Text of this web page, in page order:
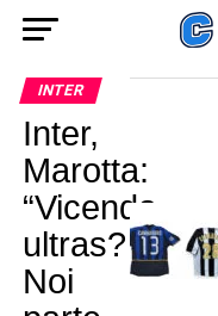
INTER
Inter,
Marotta:
“Vicenda
ultras?
Noi